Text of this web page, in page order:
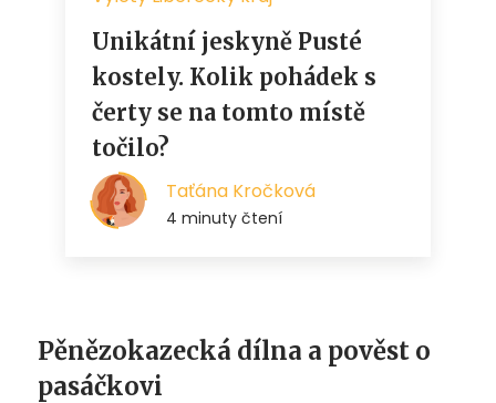
Pěnězokazecká dílna a pověst o
pasáčkovi